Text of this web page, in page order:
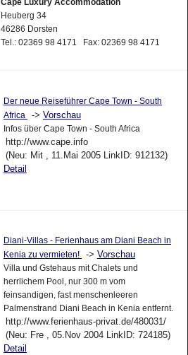
Cape Luxury Accommodation
Heuberg 34
46286 Dorsten
Tel.: 02369 98 4171 Fax: 02369 98 4171
Der neue Reiseführer Cape Town - South
Africa
-> Vorschau
Infos über Cape Town - South Africa
http://www.cape.info
(Neu: Mit , 11.Mai 2005 LinkID: 912132)
Detail
Diani-Villas - Ferienhaus am Diani Beach in
Kenia zu vermieten!
-> Vorschau
Villa und Gstehaus mit Chalets und
herrlichem Pool, nur 300 m vom
feinsandigen, fast menschenleeren
Palmenstrand Diani Beach in Kenia entfernt.
http://www.ferienhaus-privat.de/480031/
(Neu: Fre , 05.Nov 2004 LinkID: 724185)
Detail